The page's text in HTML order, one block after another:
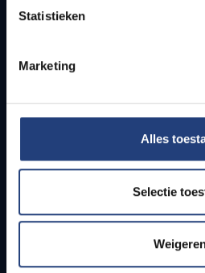
Statistieken
Marketing
Alles
Selectie
Bereikbaarheid
Studenten
PhD-studenten
Leerkrachten en